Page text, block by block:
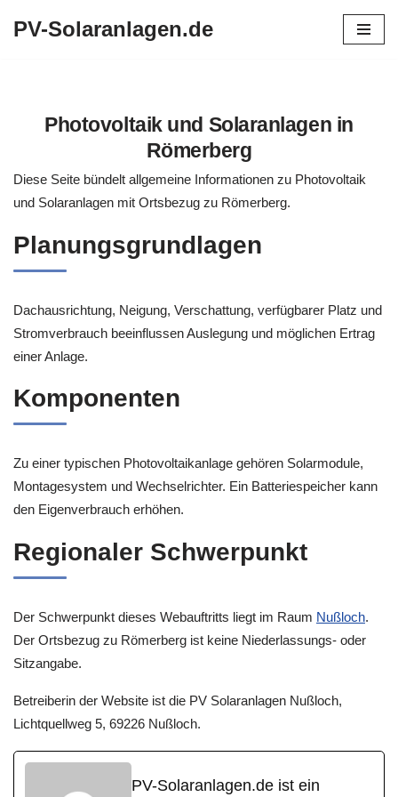
PV-Solaranlagen.de
Photovoltaik und Solaranlagen in
Römerberg
Diese Seite bündelt allgemeine Informationen zu Photovoltaik
und Solaranlagen mit Ortsbezug zu Römerberg.
Planungsgrundlagen
Dachausrichtung, Neigung, Verschattung, verfügbarer Platz und
Stromverbrauch beeinflussen Auslegung und möglichen Ertrag
einer Anlage.
Komponenten
Zu einer typischen Photovoltaikanlage gehören Solarmodule,
Montagesystem und Wechselrichter. Ein Batteriespeicher kann
den Eigenverbrauch erhöhen.
Regionaler Schwerpunkt
Der Schwerpunkt dieses Webauftritts liegt im Raum Nußloch.
Der Ortsbezug zu Römerberg ist keine Niederlassungs- oder
Sitzangabe.
Betreiberin der Website ist die PV Solaranlagen Nußloch,
Lichtquellweg 5, 69226 Nußloch.
PV-Solaranlagen.de ist ein